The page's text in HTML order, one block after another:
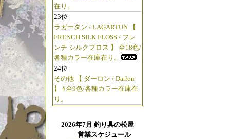
在り。
23位
ラガータン / LAGARTUN 【
FRENCH SILK FLOSS / フレ
ンチ シルクフロス 】 全18色/
各種カラー在庫在り。
24位
その他 【 ダーロン / Darlon
】 #全9色/各種カラー在庫在
り。
2026年7月 釣り具の松屋
営業スケジュール